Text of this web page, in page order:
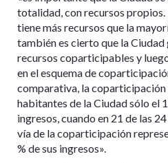
totalidad, con recursos propios.
tiene más recursos que la
también es cierto que la Ciudad
recursos coparticipables y
en el esquema de
comparativa, la coparticipación
habitantes de la Ciudad sólo el
ingresos, cuando en 21 de las
vía de la coparticipación
% de sus ingresos».